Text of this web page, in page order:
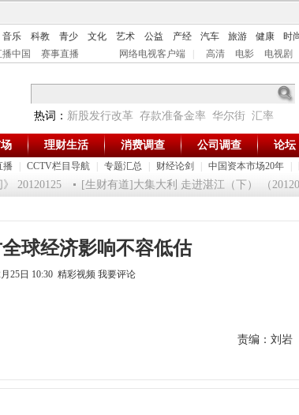
音乐 科教 青少 文化 艺术 公益 产经 汽车 旅游 健康 时
播中国
赛事直播 网络电视客户端 高清 电影 电视剧
热词： 新股发行改革 存款准备金率 华尔街 汇率
播 CCTV栏目导航 专题汇总 财经论剑 中国资本市场20年
理财生活 消费调查 公司调查 论坛
20120125 [生财有道]大集大利 走进湛江（下） （
球经济影响不容低估
月25日 10:30 精彩视频 我要评论
责编：刘岩